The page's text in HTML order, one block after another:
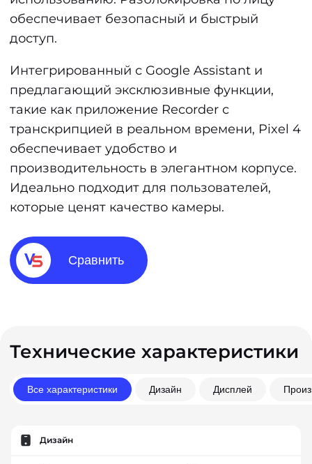
обеспечивает безопасный и быстрый
доступ.
Интегрированный с Google Assistant и
предлагающий эксклюзивные функции,
такие как приложение Recorder с
транскрипцией в реальном времени, Pixel 4
обеспечивает удобство и
производительность в элегантном корпусе.
Идеально подходит для пользователей,
которые ценят качество камеры.
Сравнить
Технические характеристики
Все характеристики Дизайн Дисплей
Дизайн